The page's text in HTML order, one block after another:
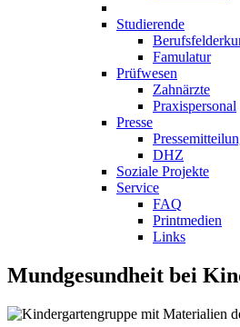
Studierende
Famulatur
Prüfwesen
Zahnärzte
Praxispersonal
Presse
DHZ
Soziale Projekte
Service
FAQ
Printmedien
Links
Mundgesundheit bei